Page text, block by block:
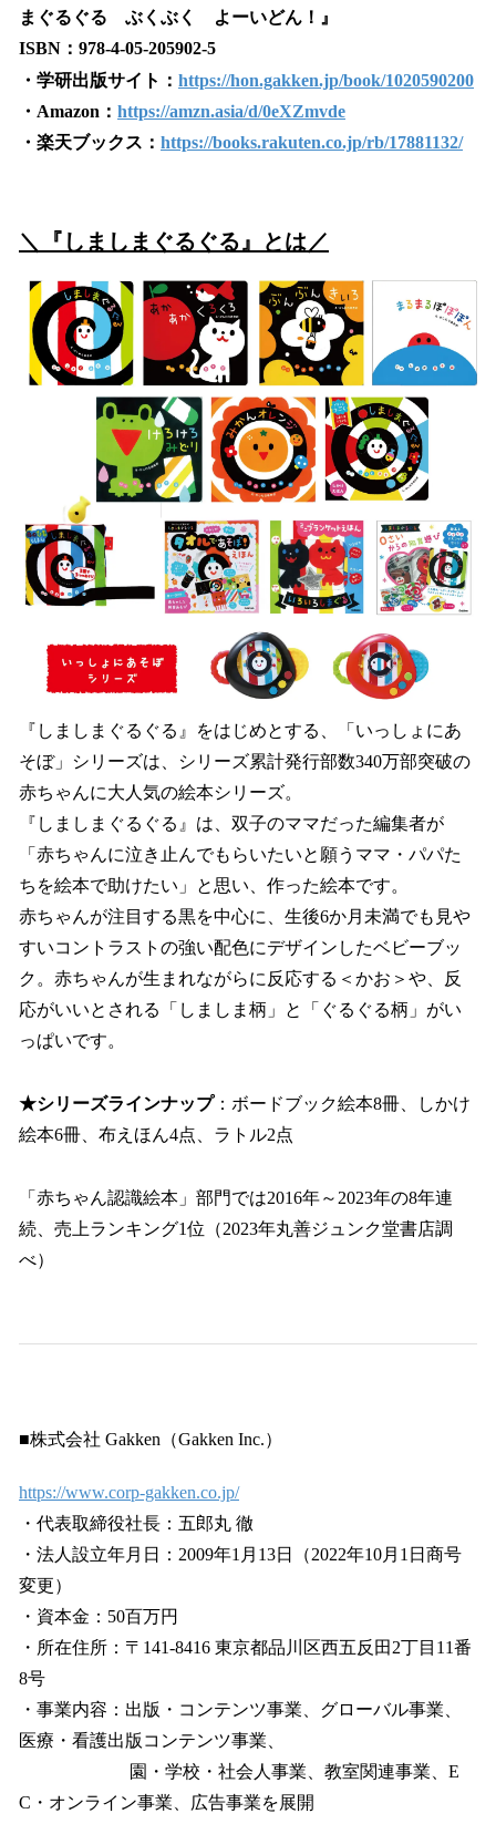
まぐるぐる ぶくぶく よーいどん！』
ISBN：978-4-05-205902-5
・学研出版サイト： https://hon.gakken.jp/book/1020590200
・Amazon： https://amzn.asia/d/0eXZmvde
・楽天ブックス： https://books.rakuten.co.jp/rb/17881132/
＼『しましまぐるぐる』とは／
『しましまぐるぐる』をはじめとする、「いっしょにあ
そぼ」シリーズは、シリーズ累計発行部数340万部突破の
赤ちゃんに大人気の絵本シリーズ。
『しましまぐるぐる』は、双子のママだった編集者が
「赤ちゃんに泣き止んでもらいたいと願うママ・パパた
ちを絵本で助けたい」と思い、作った絵本です。
赤ちゃんが注目する黒を中心に、生後6か月未満でも見や
すいコントラストの強い配色にデザインしたベビーブッ
ク。赤ちゃんが生まれながらに反応する＜かお＞や、反
応がいいとされる「しましま柄」と「ぐるぐる柄」がい
っぱいです。
★シリーズラインナップ：ボードブック絵本8冊、しかけ
絵本6冊、布えほん4点、ラトル2点
「赤ちゃん認識絵本」部門では2016年～2023年の8年連
続、売上ランキング1位（2023年丸善ジュンク堂書店調
べ）
■株式会社 Gakken（Gakken Inc.）
https://www.corp-gakken.co.jp/
・代表取締役社長：五郎丸 徹
・法人設立年月日：2009年1月13日（2022年10月1日商号
変更）
・資本金：50百万円
・所在住所：〒141-8416 東京都品川区西五反田2丁目11番
8号
・事業内容：出版・コンテンツ事業、グローバル事業、
医療・看護出版コンテンツ事業、
園・学校・社会人事業、教室関連事業、E
C・オンライン事業、広告事業を展開